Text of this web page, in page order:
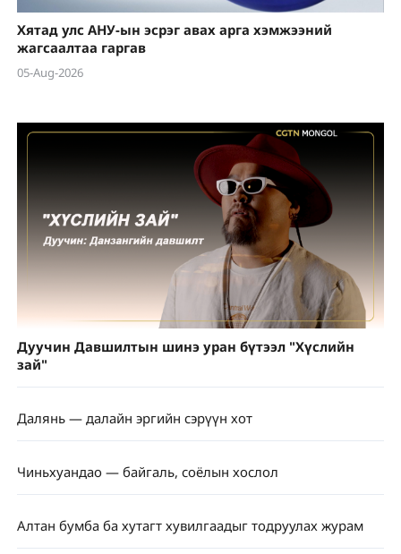
Хятад улс АНУ-ын эсрэг авах арга хэмжээний
жагсаалтаа гаргав
05-Aug-2026
Дуучин Давшилтын шинэ уран бүтээл "Хүслийн
зай"
Далянь — далайн эргийн сэрүүн хот
Чиньхуандао — байгаль, соёлын хослол
Алтан бумба ба хутагт хувилгаадыг тодруулах журам